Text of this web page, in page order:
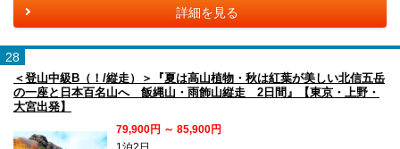
詳細を見る
28
＜登山中級B（！/縦走）＞『夏は高山植物・秋は紅葉が美しい北信五岳
の一座と日本百名山へ 飯縄山・雨飾山縦走 2日間』【東京・上野・
大宮出発】
79,900円 ～ 85,900円